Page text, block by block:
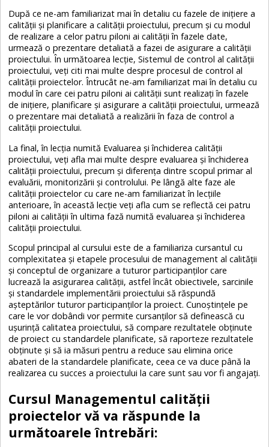
După ce ne-am familiarizat mai în detaliu cu fazele de inițiere a
calității și planificare a calității proiectului, precum și cu modul
de realizare a celor patru piloni ai calității în fazele date,
urmează o prezentare detaliată a fazei de asigurare a calității
proiectului. În următoarea lecție, Sistemul de control al calității
proiectului, veți citi mai multe despre procesul de control al
calității proiectelor. Întrucât ne-am familiarizat mai în detaliu cu
modul în care cei patru piloni ai calității sunt realizați în fazele
de inițiere, planificare și asigurare a calității proiectului, urmează
o prezentare mai detaliată a realizării în faza de control a
calității proiectului.
La final, în lecția numită Evaluarea și închiderea calității
proiectului, veți afla mai multe despre evaluarea și închiderea
calității proiectului, precum și diferența dintre scopul primar al
evaluării, monitorizării și controlului. Pe lângă alte faze ale
calității proiectelor cu care ne-am familiarizat în lecțiile
anterioare, în această lecție veți afla cum se reflectă cei patru
piloni ai calității în ultima fază numită evaluarea și închiderea
calității proiectului.
Scopul principal al cursului este de a familiariza cursantul cu
complexitatea și etapele procesului de management al calității
și conceptul de organizare a tuturor participanților care
lucrează la asigurarea calității, astfel încât obiectivele, sarcinile
și standardele implementării proiectului să răspundă
așteptărilor tuturor participanților la proiect. Cunoștințele pe
care le vor dobândi vor permite cursanților să definească cu
ușurință calitatea proiectului, să compare rezultatele obținute
de proiect cu standardele planificate, să raporteze rezultatele
obținute și să ia măsuri pentru a reduce sau elimina orice
abateri de la standardele planificate, ceea ce va duce până la
realizarea cu succes a proiectului la care sunt sau vor fi angajați.
Cursul Managementul calității
proiectelor vă va răspunde la
următoarele întrebări: